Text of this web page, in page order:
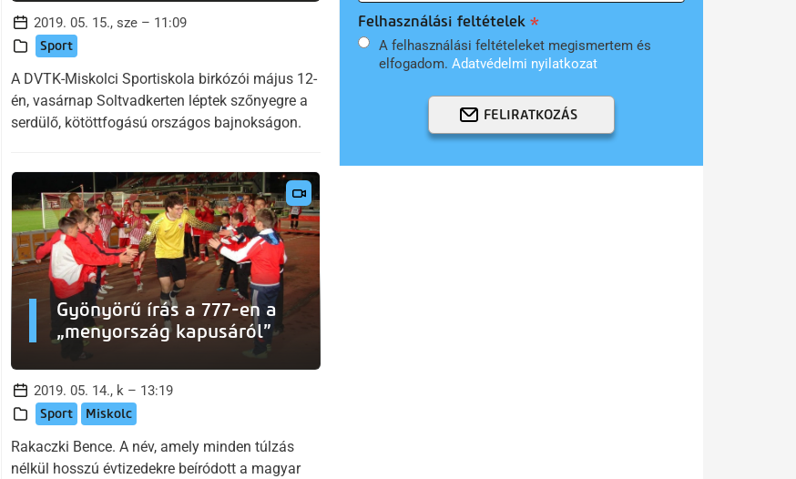
2019. 05. 15., sze – 11:09
Sport
A DVTK-Miskolci Sportiskola birkózói május 12-
én, vasárnap Soltvadkerten léptek szőnyegre a
serdülő, kötöttfogású országos bajnokságon.
Gyönyörű írás a 777-en a
„menyország kapusáról”
2019. 05. 14., k – 13:19
Sport Miskolc
Rakaczki Bence. A név, amely minden túlzás
nélkül hosszú évtizedekre beíródott a magyar
Felhasználási feltételek
A felhasználási feltételeket megismertem és
elfogadom. Adatvédelmi nyilatkozat
FELIRATKOZÁS